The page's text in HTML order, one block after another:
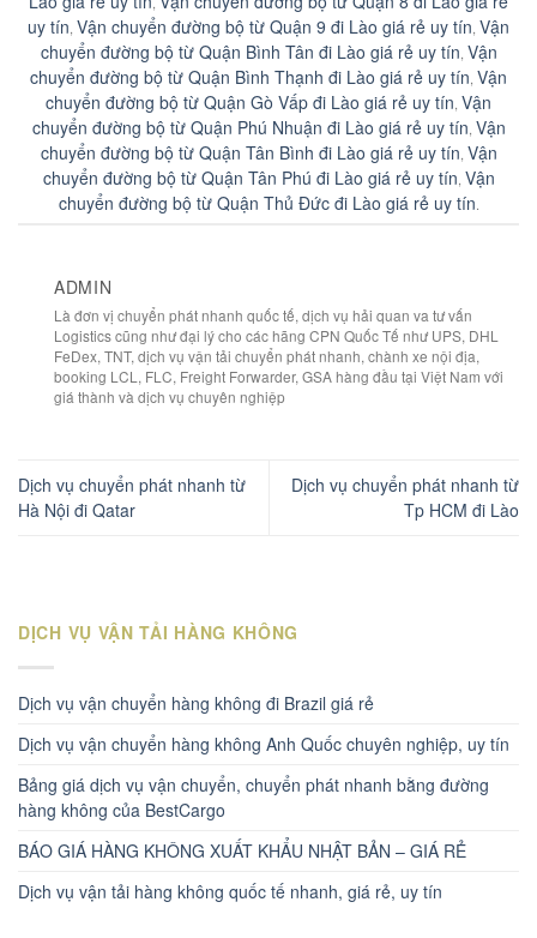
uy tín Vận chuyển đường bộ từ Quận 9 đi Lào giá rẻ uy tín Vận
chuyển đường bộ từ Quận Bình Tân đi Lào giá rẻ uy tín Vận
chuyển đường bộ từ Quận Bình Thạnh đi Lào giá rẻ uy tín Vận
chuyển đường bộ từ Quận Gò Vấp đi Lào giá rẻ uy tín Vận
chuyển đường bộ từ Quận Phú Nhuận đi Lào giá rẻ uy tín Vận
chuyển đường bộ từ Quận Tân Bình đi Lào giá rẻ uy tín Vận
chuyển đường bộ từ Quận Tân Phú đi Lào giá rẻ uy tín Vận
chuyển đường bộ từ Quận Thủ Đức đi Lào giá rẻ uy tín
ADMIN
Là đơn vị chuyển phát nhanh quốc tế, dịch vụ hải quan va tư vấn
Logistics cũng như đại lý cho các hãng CPN Quốc Tế như UPS, DHL
FeDex, TNT, dịch vụ vận tải chuyển phát nhanh, chành xe nội địa,
booking LCL, FLC, Freight Forwarder, GSA hàng đầu tại Việt Nam với
giá thành và dịch vụ chuyên nghiệp
Dịch vụ chuyển phát nhanh từ
Hà Nội đi Qatar
Dịch vụ chuyển phát nhanh từ
Tp HCM đi Lào
DỊCH VỤ VẬN TẢI HÀNG KHÔNG
Dịch vụ vận chuyển hàng không đi Brazil giá rẻ
Dịch vụ vận chuyển hàng không Anh Quốc chuyên nghiệp, uy tín
Bảng giá dịch vụ vận chuyển, chuyển phát nhanh bằng đường
hàng không của BestCargo
BÁO GIÁ HÀNG KHÔNG XUẤT KHẨU NHẬT BẢN – GIÁ RẺ
Dịch vụ vận tải hàng không quốc tế nhanh, giá rẻ, uy tín